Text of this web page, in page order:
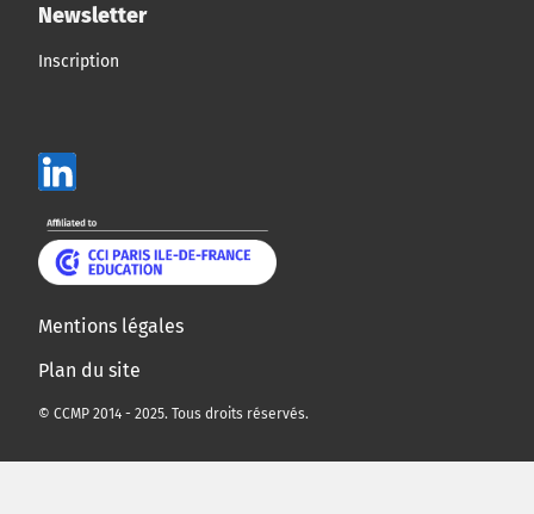
Newsletter
Inscription
Mentions légales
Plan du site
© CCMP 2014 - 2025. Tous droits réservés.